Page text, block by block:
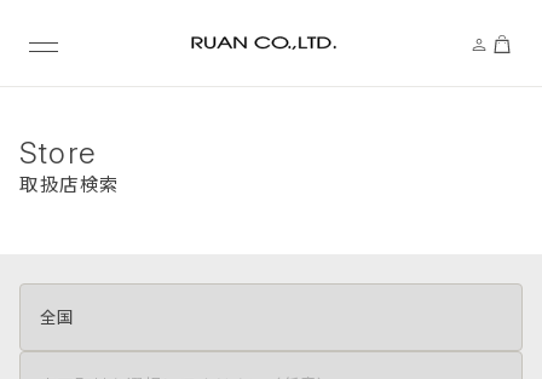
Store
取扱店検索